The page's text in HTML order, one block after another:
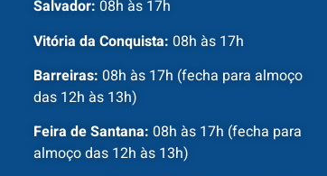
Salvador: 08h às 17h
Vitória da Conquista: 08h às 17h
Barreiras: 08h às 17h (fecha para almoço
das 12h às 13h)
Feira de Santana: 08h às 17h (fecha para
almoço das 12h às 13h)